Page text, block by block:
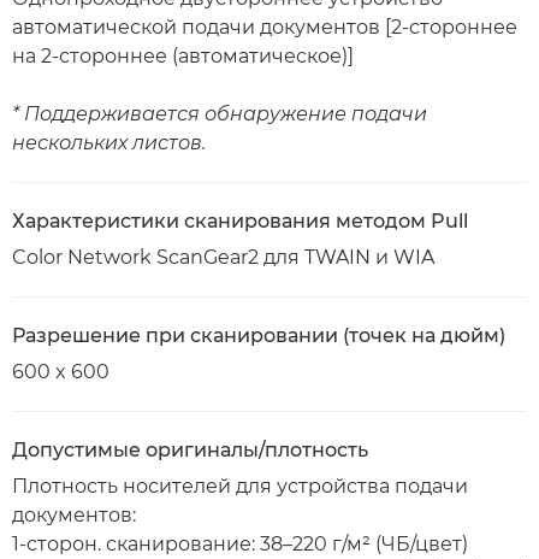
автоматической подачи документов [2-стороннее
на 2-стороннее (автоматическое)]
* Поддерживается обнаружение подачи
нескольких листов.
Характеристики сканирования методом Pull
Color Network ScanGear2 для TWAIN и WIA
Разрешение при сканировании (точек на дюйм)
600 x 600
Допустимые оригиналы/плотность
Плотность носителей для устройства подачи
документов:
1-сторон. сканирование: 38–220 г/м² (ЧБ/цвет)